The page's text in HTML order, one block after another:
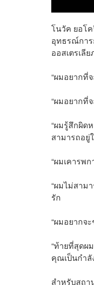
โนวัค ยอโ
อุทธรณ์การ
ออสเตรเลี
“ผมอยากที่
“ผมอยากที่
“ผมรู้สึกผิด
สามารถอยู่
“ผมเคารพ
“ผมไม่สาม
รัก
“ผมอยากจ
“ท้ายที่สุดผ
คุณเป็นกำลั
สำหรับสถา